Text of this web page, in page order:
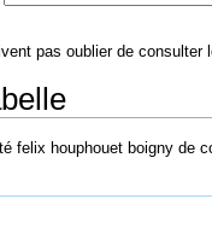
pas oublier de consulter
felix houphouet boigny de